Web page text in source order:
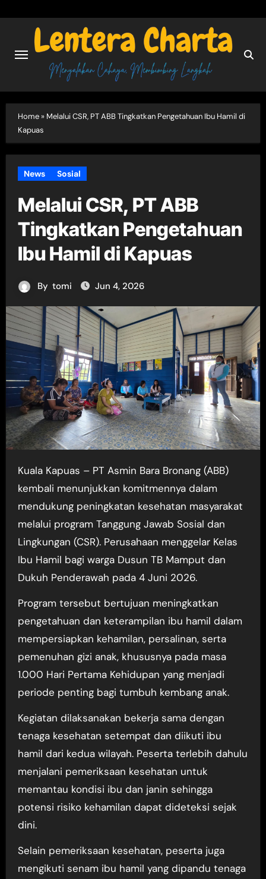
Home» Melalui CSR, PT ABB Tingkatkan Pengetahuan Ibu Hamil di
Kapuas
News Sosial
Melalui CSR, PT ABB
Tingkatkan Pengetahuan
Ibu Hamil di Kapuas
By tomi Jun 4, 2026
Kuala Kapuas – PT Asmin Bara Bronang (ABB)
kembali menunjukkan komitmennya dalam
mendukung peningkatan kesehatan masyarakat
melalui program Tanggung Jawab Sosial dan
Lingkungan (CSR). Perusahaan menggelar Kelas
Ibu Hamil bagi warga Dusun TB Mamput dan
Dukuh Penderawah pada 4 Juni 2026.
Program tersebut bertujuan meningkatkan
pengetahuan dan keterampilan ibu hamil dalam
mempersiapkan kehamilan, persalinan, serta
pemenuhan gizi anak, khususnya pada masa
1.000 Hari Pertama Kehidupan yang menjadi
periode penting bagi tumbuh kembang anak.
Kegiatan dilaksanakan bekerja sama dengan
tenaga kesehatan setempat dan diikuti ibu
hamil dari kedua wilayah. Peserta terlebih dahulu
menjalani pemeriksaan kesehatan untuk
memantau kondisi ibu dan janin sehingga
potensi risiko kehamilan dapat dideteksi sejak
dini.
Selain pemeriksaan kesehatan, peserta juga
mengikuti senam ibu hamil yang dipandu tenaga